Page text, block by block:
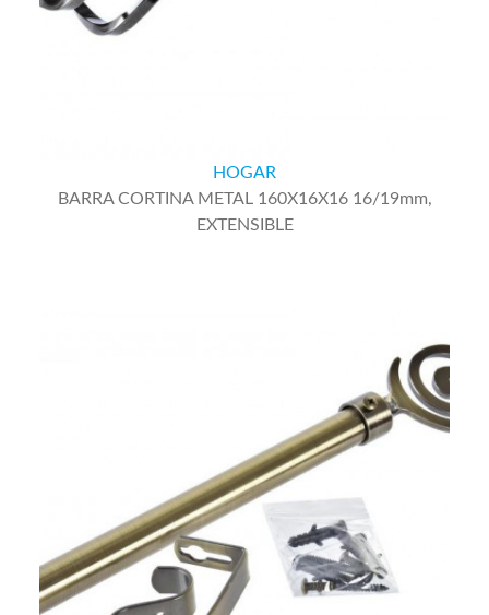
HOGAR
BARRA CORTINA METAL 160X16X16 16/19mm,
EXTENSIBLE